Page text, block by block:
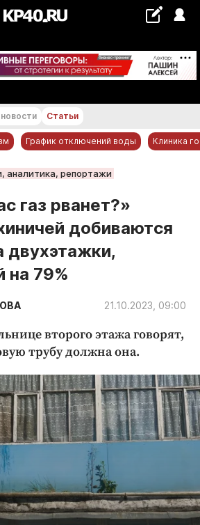
+28 °С
и ЖКХ
бизнес
Статьи
График отключений воды Клиника
аналитика, репортажи
газ рванет?»
добиваются
двухэтажки,
на 79%
21.10.2023, 09:00
второго этажа говорят,
трубу должна она.